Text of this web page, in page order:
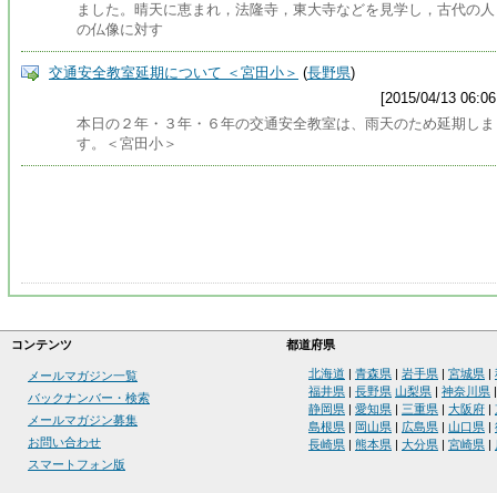
ました。晴天に恵まれ，法隆寺，東大寺などを見学し，古代の
の仏像に対す
交通安全教室延期について ＜宮田小＞ (長野県)
[2015/04/13
本日の２年・３年・６年の交通安全教室は、雨天のため延期しま
す。＜宮田小＞
コンテンツ 都道府県
メールマガジン一覧
バックナンバー・検索
メールマガジン募集
お問い合わせ
スマートフォン版
北海道 青森県 岩手県 宮城県
福井県
長野県 山梨県 神奈川県
静岡県
愛知県 三重県 大阪府
島根県
岡山県 広島県 山口県
長崎県
熊本県 大分県 宮崎県